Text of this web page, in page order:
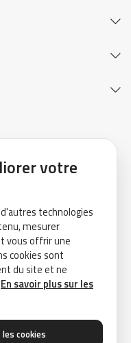
réservés.
votre
technologies
mesurer
vous offrir une
cookies sont
du site et ne
En savoir plus sur les
cookies